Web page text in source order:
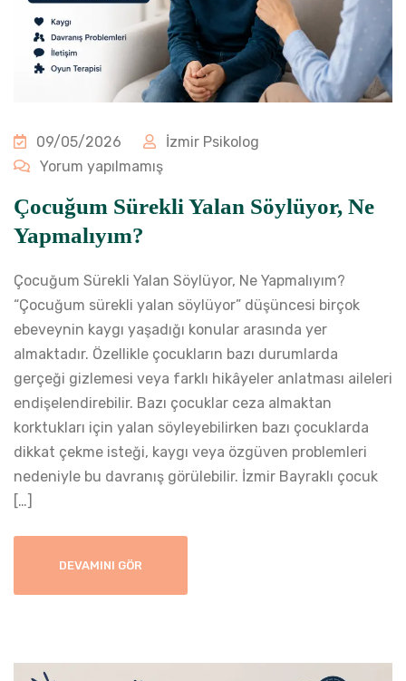
09/05/2026
İzmir Psikolog
Yorum yapılmamış
Çocuğum Sürekli Yalan Söylüyor, Ne
Yapmalıyım?
Çocuğum Sürekli Yalan Söylüyor, Ne Yapmalıyım?
“Çocuğum sürekli yalan söylüyor” düşüncesi birçok
ebeveynin kaygı yaşadığı konular arasında yer
almaktadır. Özellikle çocukların bazı durumlarda
gerçeği gizlemesi veya farklı hikâyeler anlatması aileleri
endişelendirebilir. Bazı çocuklar ceza almaktan
korktukları için yalan söyleyebilirken bazı çocuklarda
dikkat çekme isteği, kaygı veya özgüven problemleri
nedeniyle bu davranış görülebilir. İzmir Bayraklı çocuk
[…]
DEVAMINI GÖR